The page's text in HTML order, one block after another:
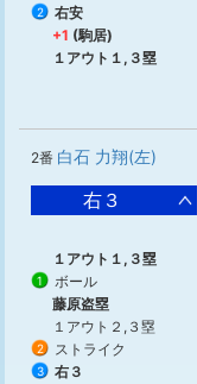
2
右安
+1 (駒居)
１アウト１,３塁
2番 白石 力翔(左)
右３
１アウト１,３塁
1 ボール
藤原盗塁
１アウト２,３塁
2 ストライク
3
右３